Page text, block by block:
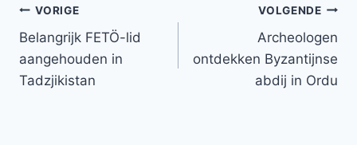
Bericht
navigatie
VORIGE
Belangrijk FETÖ-lid
aangehouden in
Tadzjikistan
VOLGENDE
Archeologen
ontdekken Byzantijnse
abdij in Ordu